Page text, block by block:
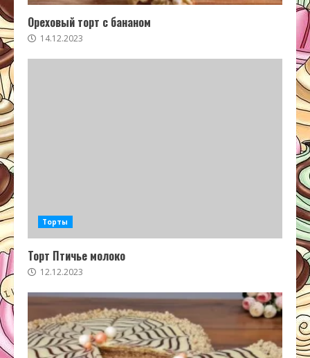
Ореховый торт с бананом
14.12.2023
Торты
Торт Птичье молоко
12.12.2023